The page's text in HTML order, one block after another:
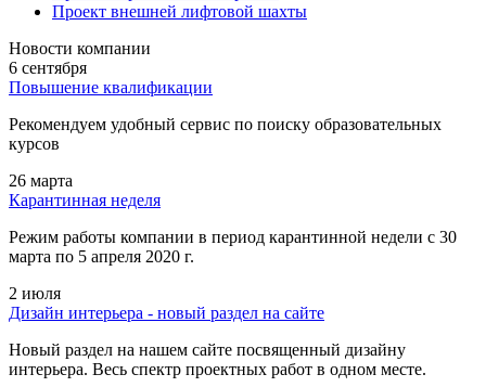
Проект внешней лифтовой шахты
Новости компании
6 сентября
Повышение квалификации
Рекомендуем удобный сервис по поиску образовательных
курсов
26 марта
Карантинная неделя
Режим работы компании в период карантинной недели c 30
марта по 5 апреля 2020 г.
2 июля
Дизайн интерьера - новый раздел на сайте
Новый раздел на нашем сайте посвященный дизайну
интерьера. Весь спектр проектных работ в одном месте.